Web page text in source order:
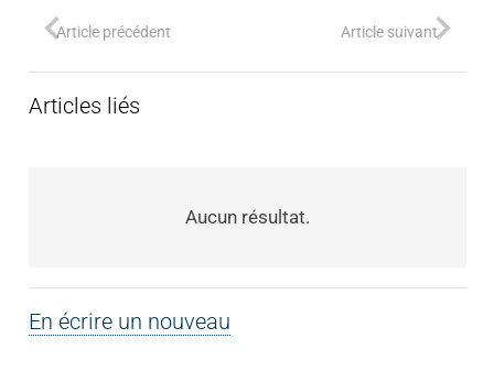
Article précédent Article suivant
Articles liés
Aucun résultat.
En écrire un nouveau